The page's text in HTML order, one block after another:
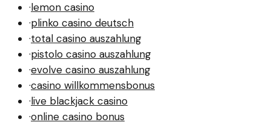
·lemon casino
·plinko casino deutsch
·total casino auszahlung
·pistolo casino auszahlung
·evolve casino auszahlung
·casino willkommensbonus
·live blackjack casino
·online casino bonus